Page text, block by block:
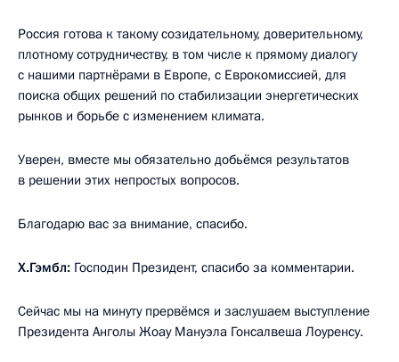
Россия готова к такому созидательному, доверительному,
плотному сотрудничеству, в том числе к прямому диалогу
с нашими партнёрами в Европе, с Еврокомиссией, для
поиска общих решений по стабилизации энергетических
рынков и борьбе с изменением климата.
Уверен, вместе мы обязательно добьёмся результатов
в решении этих непростых вопросов.
Благодарю вас за внимание, спасибо.
Х.Гэмбл: Господин Президент, спасибо за комментарии.
Сейчас мы на минуту прервёмся и заслушаем выступление
Президента Анголы Жоау Мануэла Гонсалвеша Лоуренсу.